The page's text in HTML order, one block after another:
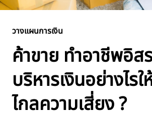
วางแผนการเงิน
ค้าขาย ทำอาชีพอิส
บริหารเงินอย่างไรใ
ไกลความเสี่ยง ?